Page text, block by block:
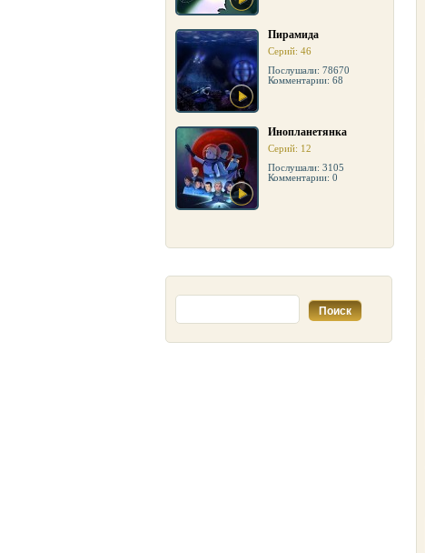
Пирамида
Серий: 46
Послушали: 78670
Комментарии: 68
Инопланетянка
Серий: 12
Послушали: 3105
Комментарии: 0